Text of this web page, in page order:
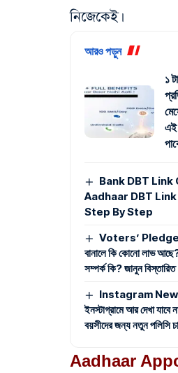
নিজেকেই।
আরও পড়ুন
১
এই
Bank DBT
Aadhaar DBT Link
Step By Step
Voters’
বানালে কি কোনো লাভ আছে?
সম্পর্ক কি? জানুন বিস্তারিত
Instagram
ইনস্টাগ্রামে আর দেখা
বয়সীদের জন্য নতুন পলিসি
Aadhaar